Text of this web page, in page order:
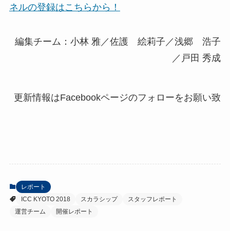
ネルの登録はこちらから！
編集チーム：小林 雅／佐護 絵莉子／浅郷 浩子
／戸田 秀成
レポート
ICC KYOTO 2018
スカラシップ
スタッフレポート
運営チーム
開催レポート